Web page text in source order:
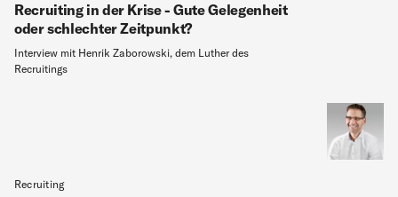
Recruiting in der Krise - Gute Gelegenheit
oder schlechter Zeitpunkt?
Interview mit Henrik Zaborowski, dem Luther des
Recruitings
Recruiting